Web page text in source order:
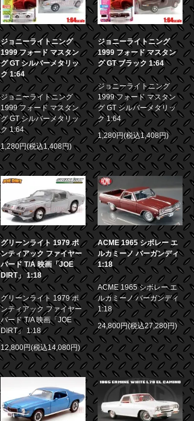
ジョニーライトニング
1999 フォード マスタン
グ GT シルバーメタリッ
ク 1:64
ジョニーライトニング
1999 フォード マスタン
グ GT シルバーメタリッ
ク 1:64
1,280円(税込1,408円)
ジョニーライトニング
1999 フォード マスタン
グ GT ブラック 1:64
ジョニーライトニング
1999 フォード マスタン
グ GT シルバーメタリッ
ク 1:64
1,280円(税込1,408円)
グリーンライト 1979 ポ
ンティアック ファイヤー
バード T/A 映画「JOE
DIRT」 1:18
グリーンライト 1979 ポ
ンティアック ファイヤー
バード T/A 映画「JOE
DIRT」 1:18
12,800円(税込14,080円)
ACME 1965 シボレー エ
ルカミーノ バーガンディ
1:18
ACME 1965 シボレー エ
ルカミーノ バーガンディ
1:18
24,800円(税込27,280円)